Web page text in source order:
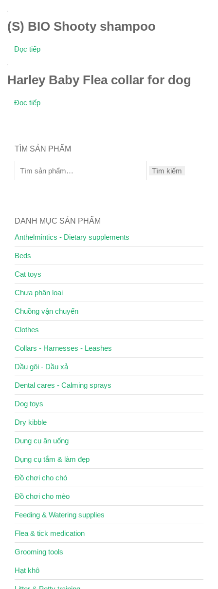
(S) BIO Shooty shampoo
Đọc tiếp
Harley Baby Flea collar for dog
Đọc tiếp
TÌM SẢN PHẨM
Tìm kiếm
DANH MỤC SẢN PHẨM
Anthelmintics - Dietary supplements
Beds
Cat toys
Chưa phân loại
Chuồng vận chuyển
Clothes
Collars - Harnesses - Leashes
Dầu gội - Dầu xả
Dental cares - Calming sprays
Dog toys
Dry kibble
Dụng cụ ăn uống
Dụng cụ tắm & làm đẹp
Đồ chơi cho chó
Đồ chơi cho mèo
Feeding & Watering supplies
Flea & tick medication
Grooming tools
Hạt khô